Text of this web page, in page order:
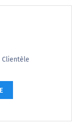
Clientèle